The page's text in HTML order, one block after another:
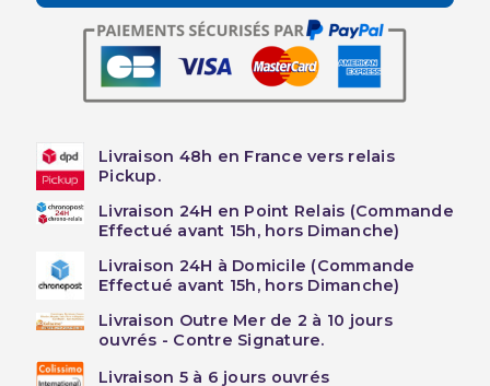
Livraison 48h en France vers relais
Pickup.
Livraison 24H en Point Relais (Commande
Effectué avant 15h, hors Dimanche)
Livraison 24H à Domicile (Commande
Effectué avant 15h, hors Dimanche)
Livraison Outre Mer de 2 à 10 jours
ouvrés - Contre Signature.
Livraison 5 à 6 jours ouvrés